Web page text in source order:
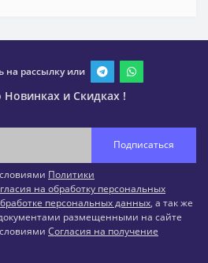
на рассылку или
и Скидках !
Подписаться
Политики
на обработку персональных
персональных данных, а так же
размещенными на сайте
Согласия на получение